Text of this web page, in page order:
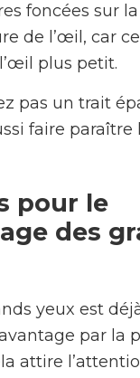
foncées sur
de l’œil, car
plus petit.
pas un trait
faire paraître
pour le
des
yeux est
par la
attire